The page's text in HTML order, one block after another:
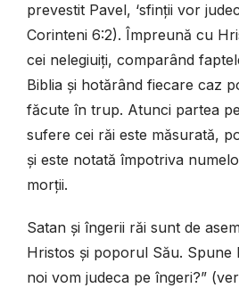
prevestit Pavel, ‘sfinții vor
Corinteni 6:2). Împreună cu
cei nelegiuiți, comparând
Biblia și hotărând fiecare caz
făcute în trup. Atunci partea
sufere cei răi este măsurată,
și este notată împotriva
morții.
Satan și îngerii răi sunt de
Hristos și poporul Său. Spune
noi vom judeca pe îngeri?”